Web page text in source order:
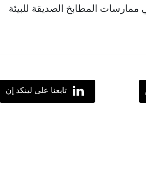
ممارسات المطابخ الصديقة للبيئة
تابعنا على لينكد إن